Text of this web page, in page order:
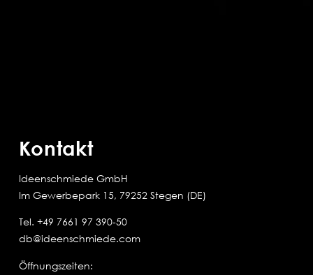
Kontakt
Ideenschmiede GmbH
Im Gewerbepark 15, 79252 Stegen (DE)
Tel. +49 7661 97 390-50
db@ideenschmiede.com
Öffnungszeiten: